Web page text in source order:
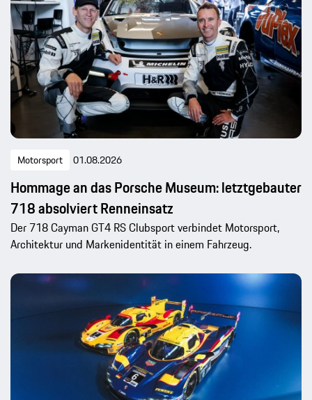
Motorsport 01.08.2026
Hommage an das Porsche Museum: letztgebauter
718 absolviert Renneinsatz
Der 718 Cayman GT4 RS Clubsport verbindet Motorsport,
Architektur und Markenidentität in einem Fahrzeug.